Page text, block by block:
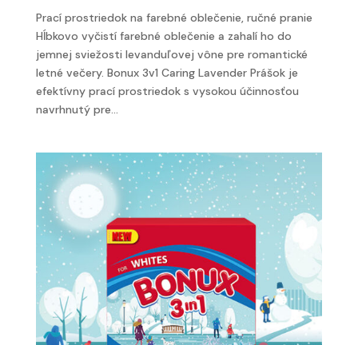
Prací prostriedok na farebné oblečenie, ručné pranie
Hĺbkovo vyčistí farebné oblečenie a zahalí ho do
jemnej sviežosti levanduľovej vône pre romantické
letné večery. Bonux 3v1 Caring Lavender Prášok je
efektívny prací prostriedok s vysokou účinnosťou
navrhnutý pre...